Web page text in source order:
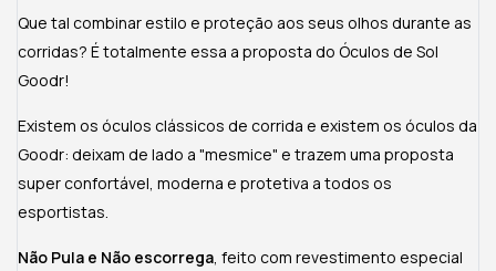
Que tal combinar estilo e proteção aos seus olhos durante as
corridas? É totalmente essa a proposta do Óculos de Sol
Goodr!
Existem os óculos clássicos de corrida e existem os óculos da
Goodr: deixam de lado a "mesmice" e trazem uma proposta
super confortável, moderna e protetiva a todos os
esportistas.
Não Pula e Não escorrega, feito com revestimento especial